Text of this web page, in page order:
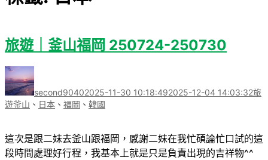
旅遊｜釜山福岡 250724-250730
這次是跟二妹去釜山跟福岡，感謝二妹在我忙碩論忙口試的這
段時間處理好行程，我基本上就是只是負責出現的吉祥物^^
作
者
second9040日
期:
2025-11-30 10:18:492025-12-04 14:03:32旅
遊標
釜山 、 日本 、 福岡 、 韓國